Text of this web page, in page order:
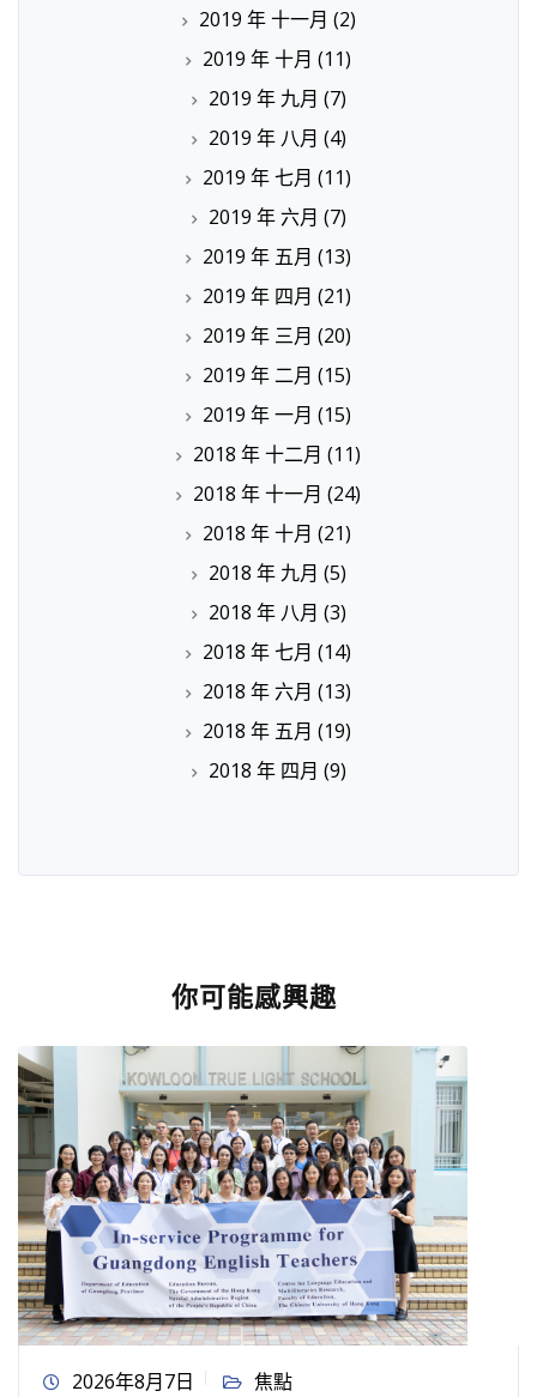
2019 年 十一月 (2)
2019 年 十月 (11)
2019 年 九月 (7)
2019 年 八月 (4)
2019 年 七月 (11)
2019 年 六月 (7)
2019 年 五月 (13)
2019 年 四月 (21)
2019 年 三月 (20)
2019 年 二月 (15)
2019 年 一月 (15)
2018 年 十二月 (11)
2018 年 十一月 (24)
2018 年 十月 (21)
2018 年 九月 (5)
2018 年 八月 (3)
2018 年 七月 (14)
2018 年 六月 (13)
2018 年 五月 (19)
2018 年 四月 (9)
你可能感興趣
2026年8月7日 焦點